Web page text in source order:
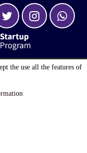
the use all the features of